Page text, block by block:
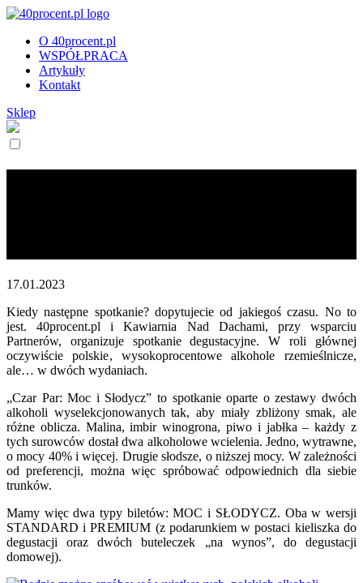
O 40procent.pl
WSPÓŁPRACA
Artykuły
Kontakt
Sklep
17.01.2023
Kiedy następne spotkanie? dopytujecie od jakiegoś czasu. No to
jest. 40procent.pl i Kawiarnia Nad Dachami, przy wsparciu
Partnerów, organizuje spotkanie degustacyjne. W roli głównej
oczywiście polskie, wysokoprocentowe alkohole rzemieślnicze,
ale… w dwóch wydaniach.
„Czar Par: Moc i Słodycz” to spotkanie oparte o zestawy dwóch
alkoholi wyselekcjonowanych tak, aby miały zbliżony smak, ale
różne oblicza. Malina, imbir winogrona, piwo i jabłka – każdy z
tych surowców dostał dwa alkoholowe wcielenia. Jedno, wytrawne,
o mocy 40% i więcej. Drugie słodsze, o niższej mocy. W zależności
od preferencji, można więc spróbować odpowiednich dla siebie
trunków.
Mamy więc dwa typy biletów: MOC i SŁODYCZ. Oba w wersji
STANDARD i PREMIUM (z podarunkiem w postaci kieliszka do
degustacji oraz dwóch buteleczek „na wynos”, do degustacji
domowej).